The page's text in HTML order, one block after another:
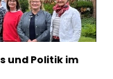
und Politik im